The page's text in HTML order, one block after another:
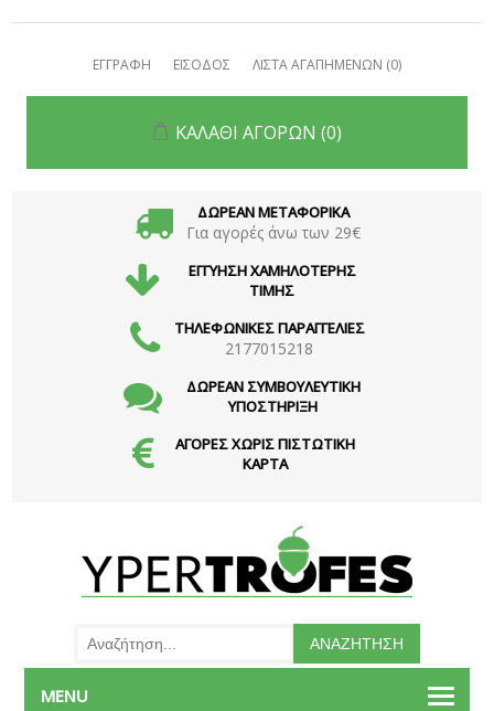
ΕΓΓΡΑΦΗ ΕΙΣΟΔΟΣ ΛΙΣΤΑ ΑΓΑΠΗΜΕΝΩΝ (0)
ΚΑΛΑΘΙ ΑΓΟΡΩΝ (0)
ΔΩΡΕΑΝ ΜΕΤΑΦΟΡΙΚΑ
Για αγορές άνω των 29€
ΕΓΓΥΗΣΗ ΧΑΜΗΛΟΤΕΡΗΣ
ΤΙΜΗΣ
ΤΗΛΕΦΩΝΙΚΕΣ ΠΑΡΑΓΓΕΛΙΕΣ
2177015218
ΔΩΡΕΑΝ ΣΥΜΒΟΥΛΕΥΤΙΚΗ
ΥΠΟΣΤΗΡΙΞΗ
ΑΓΟΡΕΣ ΧΩΡΙΣ ΠΙΣΤΩΤΙΚΗ
ΚΑΡΤΑ
MENU